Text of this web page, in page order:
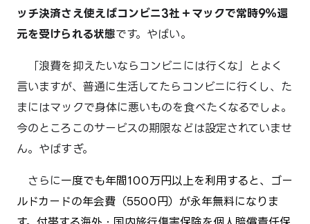
ッチ決済さえ使えばコンビニ3社＋マックで常時9％還
元を受けられる状態です。やばい。
「浪費を抑えたいならコンビニには行くな」とよく
言いますが、普通に生活してたらコンビニに行くし、た
まにはマックで身体に悪いものを食べたくなるでしょ。
今のところこのサービスの期限などは設定されていませ
ん。やばすぎ。
さらに一度でも年間100万円以上を利用すると、ゴー
ルドカードの年会費（5500円）が永年無料になりま